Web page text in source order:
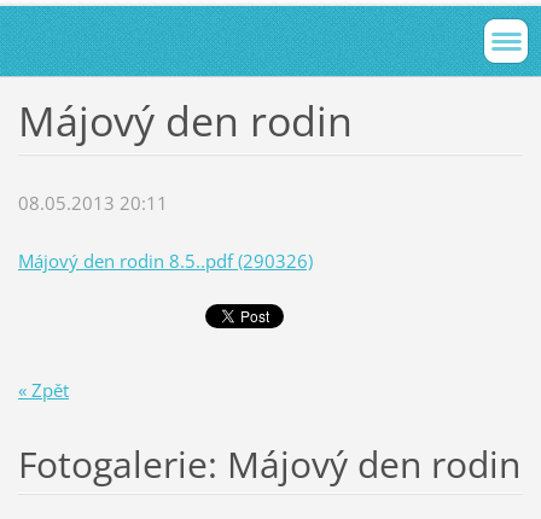
Májový den rodin
08.05.2013 20:11
Májový den rodin 8.5..pdf (290326)
« Zpět
Fotogalerie: Májový den rodin